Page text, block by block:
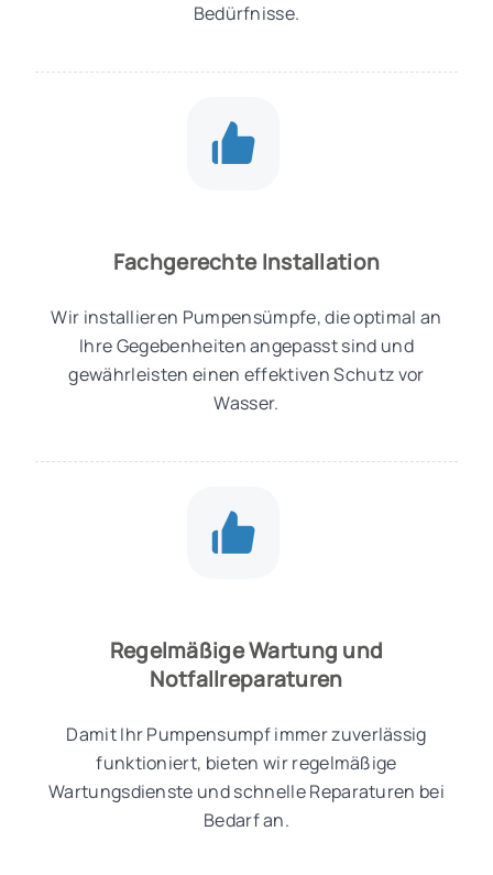
Bedürfnisse.
Fachgerechte Installation
Wir installieren Pumpensümpfe, die optimal an
Ihre Gegebenheiten angepasst sind und
gewährleisten einen effektiven Schutz vor
Wasser.
Regelmäßige Wartung und
Notfallreparaturen
Damit Ihr Pumpensumpf immer zuverlässig
funktioniert, bieten wir regelmäßige
Wartungsdienste und schnelle Reparaturen bei
Bedarf an.